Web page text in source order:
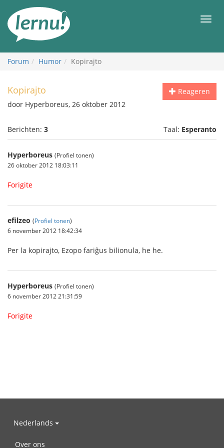
inhoud
Forum Humor Kopirajto
Reageren
Kopirajto
door Hyperboreus, 26 oktober 2012
Berichten: 3 Taal: Esperanto
Hyperboreus (Profiel tonen)
26 oktober 2012 18:03:11
Forigite
efilzeo (Profiel tonen)
6 november 2012 18:42:34
Per la kopirajto, Ezopo fariĝus bilionula, he he.
Hyperboreus (Profiel tonen)
6 november 2012 21:31:59
Forigite
Nederlands
Over ons